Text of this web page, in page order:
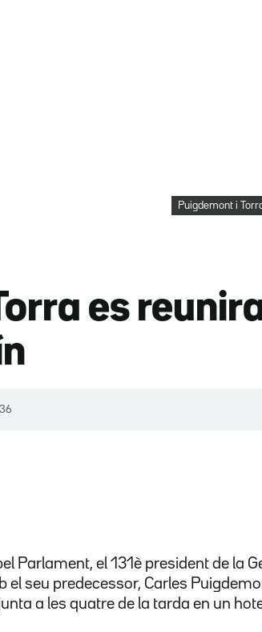
Puigdemont i
es
Parlament, el 131è president de la
el seu predecessor, Carles
a les quatre de la tarda en un